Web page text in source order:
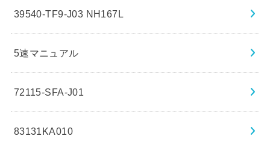
39540-TF9-J03 NH167L
5速マニュアル
72115-SFA-J01
83131KA010